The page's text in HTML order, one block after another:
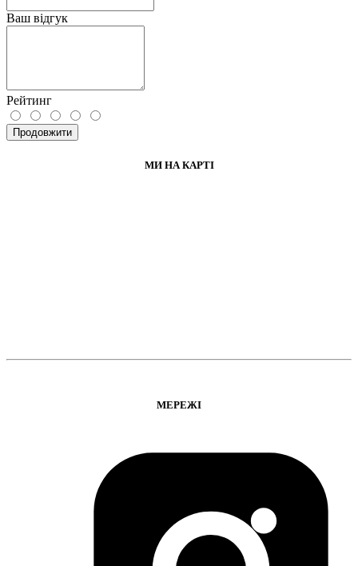
Ваш відгук
Рейтинг
Продовжити
МИ НА КАРТІ
МЕРЕЖІ